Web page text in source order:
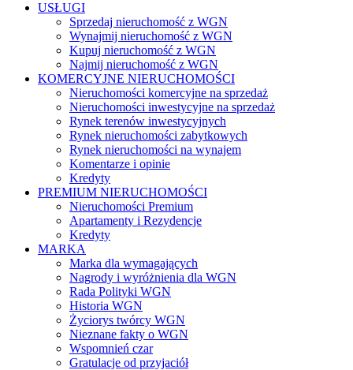
USŁUGI
Sprzedaj nieruchomość z WGN
Wynajmij nieruchomość z WGN
Kupuj nieruchomość z WGN
Najmij nieruchomość z WGN
KOMERCYJNE NIERUCHOMOŚCI
Nieruchomości komercyjne na sprzedaż
Nieruchomości inwestycyjne na sprzedaż
Rynek terenów inwestycyjnych
Rynek nieruchomości zabytkowych
Rynek nieruchomości na wynajem
Komentarze i opinie
Kredyty
PREMIUM NIERUCHOMOŚCI
Nieruchomości Premium
Apartamenty i Rezydencje
Kredyty
MARKA
Marka dla wymagających
Nagrody i wyróżnienia dla WGN
Rada Polityki WGN
Historia WGN
Życiorys twórcy WGN
Nieznane fakty o WGN
Wspomnień czar
Gratulacje od przyjaciół